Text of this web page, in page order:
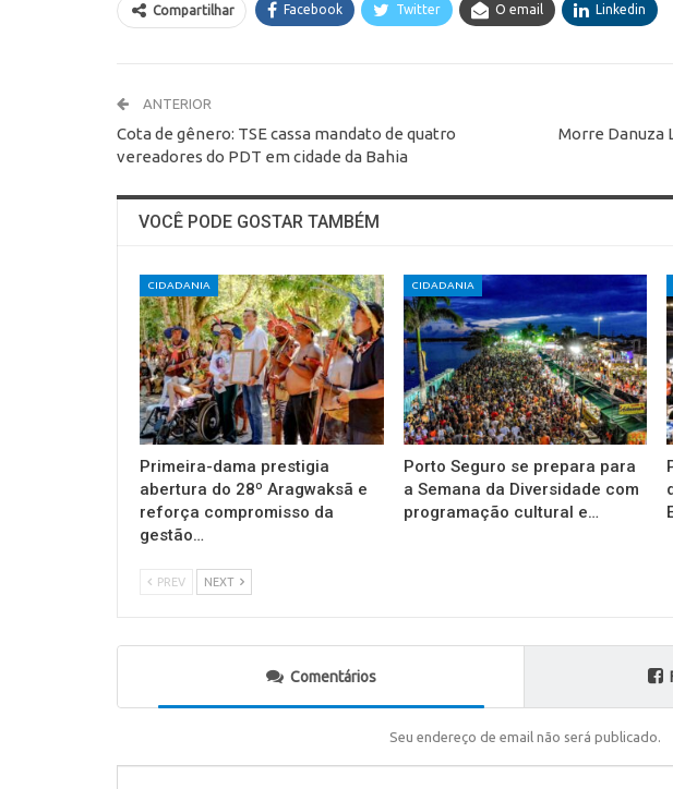
Compartilhar Facebook Twitter O email Linkedin
ANTERIOR
Cota de gênero: TSE cassa mandato de quatro
vereadores do PDT em cidade da Bahia
Morre Danuza
VOCÊ PODE GOSTAR TAMBÉM
CIDADANIA
Primeira-dama prestigia
abertura do 28º Aragwaksã e
reforça compromisso da
gestão…
CIDADANIA
Porto Seguro se prepara para
a Semana da Diversidade com
programação cultural e…
PREV NEXT
Comentários
Seu endereço de email não será publicado.